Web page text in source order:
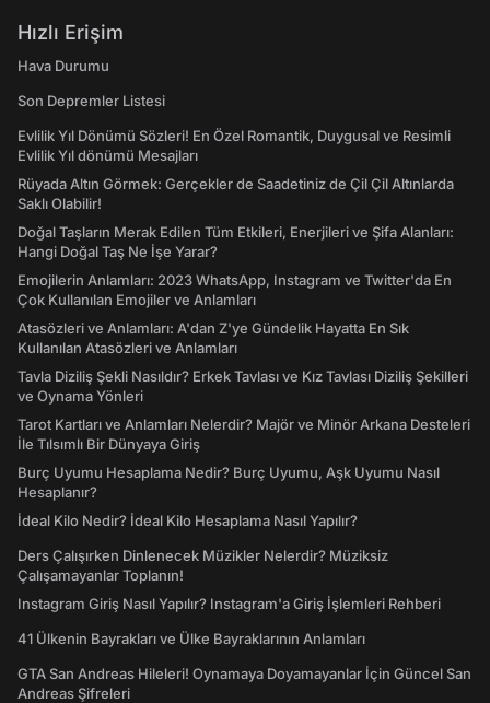
Hızlı Erişim
Hava Durumu
Son Depremler Listesi
Evlilik Yıl Dönümü Sözleri! En Özel Romantik, Duygusal ve Resimli
Evlilik Yıl dönümü Mesajları
Rüyada Altın Görmek: Gerçekler de Saadetiniz de Çil Çil Altınlarda
Saklı Olabilir!
Doğal Taşların Merak Edilen Tüm Etkileri, Enerjileri ve Şifa Alanları:
Hangi Doğal Taş Ne İşe Yarar?
Emojilerin Anlamları: 2023 WhatsApp, Instagram ve Twitter'da En
Çok Kullanılan Emojiler ve Anlamları
Atasözleri ve Anlamları: A'dan Z'ye Gündelik Hayatta En Sık
Kullanılan Atasözleri ve Anlamları
Tavla Diziliş Şekli Nasıldır? Erkek Tavlası ve Kız Tavlası Diziliş Şekilleri
ve Oynama Yönleri
Tarot Kartları ve Anlamları Nelerdir? Majör ve Minör Arkana Desteleri
İle Tılsımlı Bir Dünyaya Giriş
Burç Uyumu Hesaplama Nedir? Burç Uyumu, Aşk Uyumu Nasıl
Hesaplanır?
İdeal Kilo Nedir? İdeal Kilo Hesaplama Nasıl Yapılır?
Ders Çalışırken Dinlenecek Müzikler Nelerdir? Müziksiz
Çalışamayanlar Toplanın!
Instagram Giriş Nasıl Yapılır? Instagram'a Giriş İşlemleri Rehberi
41 Ülkenin Bayrakları ve Ülke Bayraklarının Anlamları
GTA San Andreas Hileleri! Oynamaya Doyamayanlar İçin Güncel San
Andreas Şifreleri